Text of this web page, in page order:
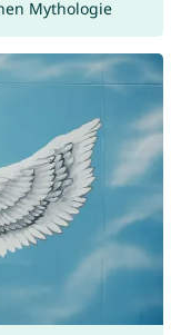
Mythologie